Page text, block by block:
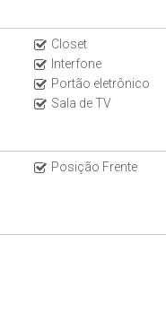
Closet
Interfone
Portão eletrônico
Sala de TV
Posição Frente